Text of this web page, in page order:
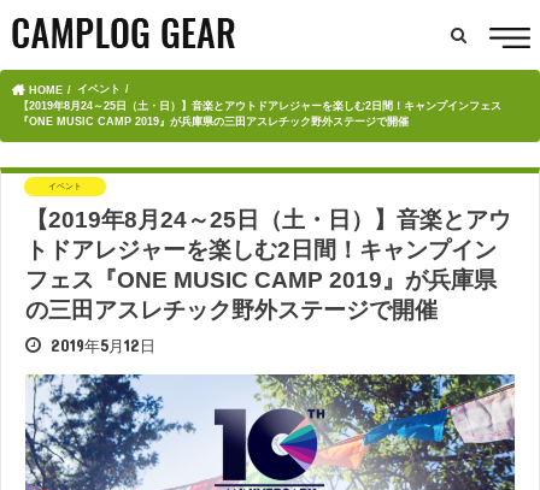
HOME
イベント
【2019年8月24～25日（土・日）】音楽とアウトドアレジャーを楽しむ2日間！キャンプインフェス
『ONE MUSIC CAMP 2019』が兵庫県の三田アスレチック野外ステージで開催
イベント
【2019年8月24～25日（土・日）】音楽とアウ
トドアレジャーを楽しむ2日間！キャンプイン
フェス『ONE MUSIC CAMP 2019』が兵庫県
の三田アスレチック野外ステージで開催
2019年5月12日